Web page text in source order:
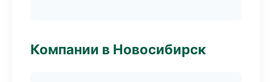
Компании в Новосибирск